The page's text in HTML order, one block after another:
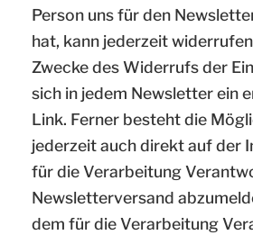
Person uns für den
hat, kann jederzeit
Zwecke des Widerrufs der
sich in jedem Newsletter ein
Link. Ferner besteht die
jederzeit auch direkt auf der
für die Verarbeitung
Newsletterversand
dem für die Verarbeitung